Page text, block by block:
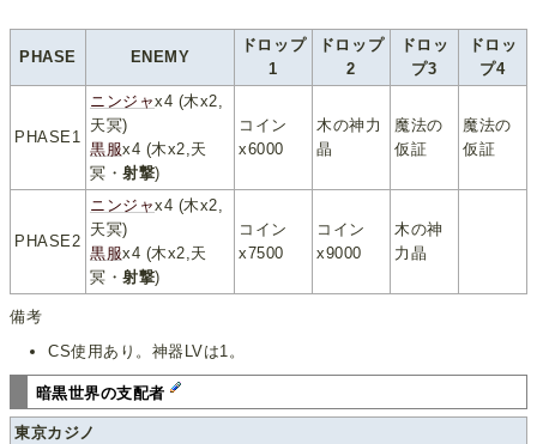
PHASE ENEMY
ドロップ
1
ドロップ
2
ドロッ
プ3
ドロッ
プ4
PHASE1
ニンジャx4 (木x2,
天冥)
黒服x4 (木x2,天
冥・射撃)
コイン
x6000
木の神力
晶
魔法の
仮証
魔法の
仮証
PHASE2
ニンジャx4 (木x2,
天冥)
黒服x4 (木x2,天
冥・射撃)
コイン
x7500
コイン
x9000
木の神
力晶
備考
CS使用あり。神器LVは1。
暗黒世界の支配者
東京カジノ